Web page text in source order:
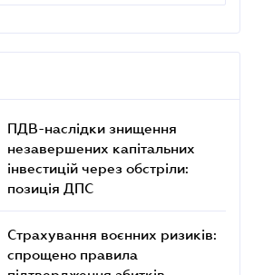
ПДВ-наслідки знищення
незавершених капітальних
інвестицій через обстріли:
позиція ДПС
Страхування воєнних ризиків:
спрощено правила